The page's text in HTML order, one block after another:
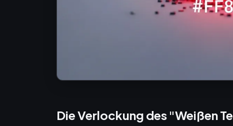
Die Verlockung des "Weißen